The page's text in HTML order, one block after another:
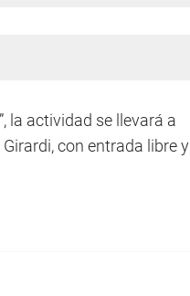
la actividad se llevará a
con entrada libre y